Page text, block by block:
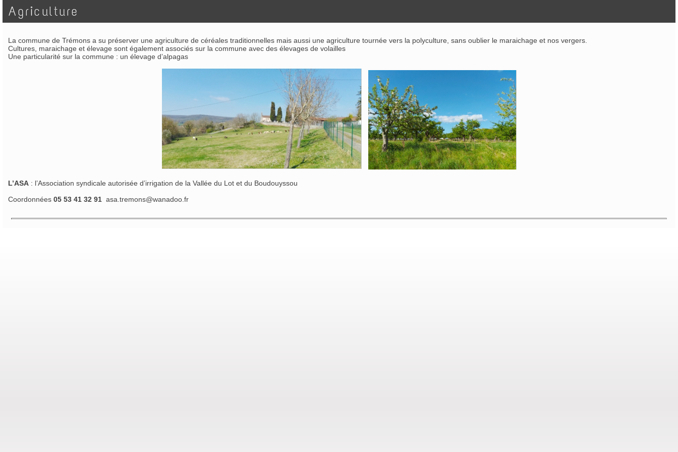
Agriculture
La commune de Trémons a su préserver une agriculture de céréales traditionnelles mais aussi une agriculture tournée vers la polyculture, sans oublier le maraichage et nos vergers.
Cultures, maraichage et élevage sont également associés sur la commune avec des élevages de volailles
Une particularité sur la commune : un élevage d’alpagas
L’ASA : l’Association syndicale autorisée d’irrigation de la Vallée du Lot et du Boudouyssou
Coordonnées 05 53 41 32 91 asa.tremons@wanadoo.fr